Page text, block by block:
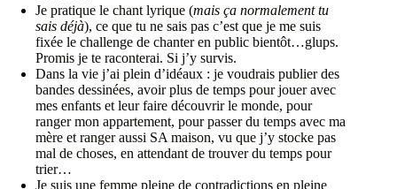
Je pratique le chant lyrique (mais ça normalement tu
sais déjà), ce que tu ne sais pas c’est que je me suis
fixée le challenge de chanter en public bientôt…glups.
Promis je te raconterai. Si j’y survis.
Dans la vie j’ai plein d’idéaux : je voudrais publier des
bandes dessinées, avoir plus de temps pour jouer avec
mes enfants et leur faire découvrir le monde, pour
ranger mon appartement, pour passer du temps avec ma
mère et ranger aussi SA maison, vu que j’y stocke pas
mal de choses, en attendant de trouver du temps pour
trier…
Je suis une femme pleine de contradictions en pleine